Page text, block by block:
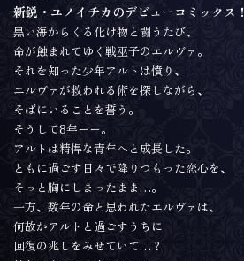
新鋭・ユノイチカのデビューコミックス！
黒い海からくる化け物と闘うたび、
命が蝕まれてゆく戦巫子のエルヴァ。
それを知った少年アルトは憤り、
エルヴァが救われる術を探しながら、
そばにいることを誓う。
そうして8年ーー。
アルトは精悍な青年へと成長した。
ともに過ごす日々で降りつもった恋心を、
そっと胸にしまったまま…。
一方、数年の命と思われたエルヴァは、
何故かアルトと過ごすうちに
回復の兆しをみせていて…？